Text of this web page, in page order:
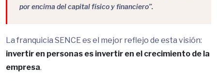
por encima del capital físico y financiero”.
La franquicia SENCE es el mejor reflejo de esta visión:
invertir en personas es invertir en el crecimiento de la
empresa.